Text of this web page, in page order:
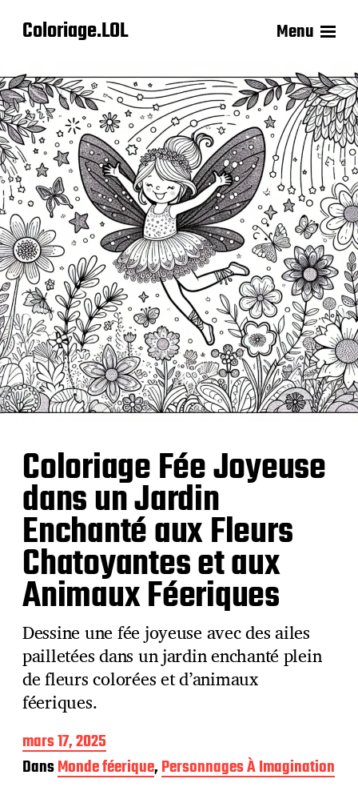
Coloriage.LOL Menu
Coloriage Fée Joyeuse
dans un Jardin
Enchanté aux Fleurs
Chatoyantes et aux
Animaux Féeriques
Dessine une fée joyeuse avec des ailes
pailletées dans un jardin enchanté plein
de fleurs colorées et d’animaux
féeriques.
D
a
t
mars 17, 2025
DansMonde féerique,Personnages À Imagination